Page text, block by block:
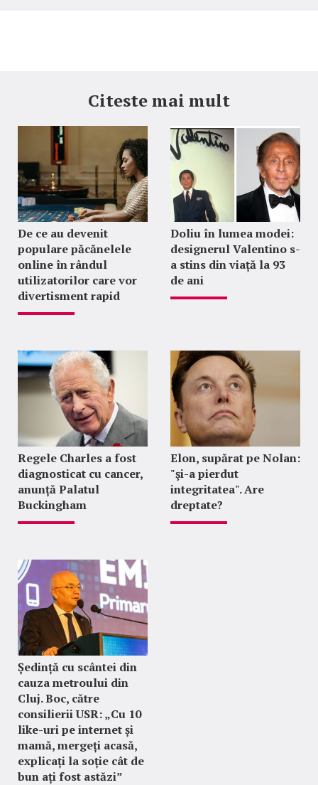
Citeste mai mult
De ce au devenit
populare păcănelele
online în rândul
utilizatorilor care vor
divertisment rapid
Doliu în lumea modei:
designerul Valentino s-
a stins din viață la 93
de ani
Regele Charles a fost
diagnosticat cu cancer,
anunță Palatul
Buckingham
Elon, supărat pe Nolan:
"şi-a pierdut
integritatea". Are
dreptate?
Ședință cu scântei din
cauza metroului din
Cluj. Boc, către
consilierii USR: „Cu 10
like-uri pe internet și
mamă, mergeți acasă,
explicați la soție cât de
bun ați fost astăzi”